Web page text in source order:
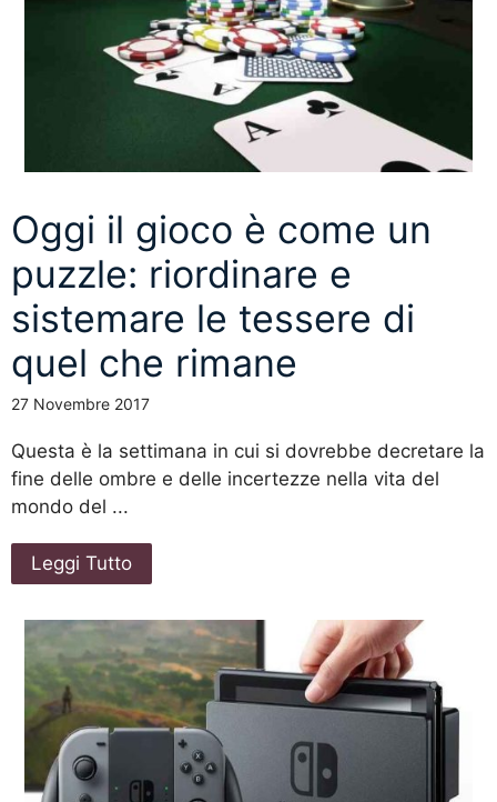
Oggi il gioco è come un
puzzle: riordinare e
sistemare le tessere di
quel che rimane
27 Novembre 2017
Questa è la settimana in cui si dovrebbe decretare la
fine delle ombre e delle incertezze nella vita del
mondo del ...
Leggi Tutto